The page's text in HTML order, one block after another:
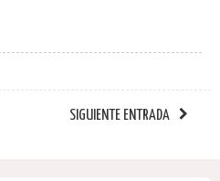
SIGUIENTE ENTRADA